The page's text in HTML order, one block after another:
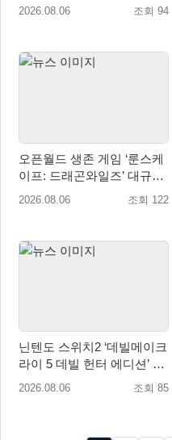
버 다이즈’ 패키지판 예약판
2026.08.06 조회 94
오픈월드 생존 게임 ‘룬스케
이프: 드래곤와일즈’ 대규모
유저 편의성 개선 및 사이드
2026.08.06 조회 122
닌텐도 스위치2 ‘데빌메이크
라이 5 데빌 헌터 에디션’ 패
키지 제품 8월 7일 예약판매
2026.08.06 조회 85